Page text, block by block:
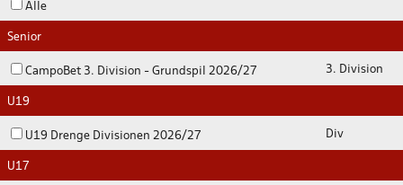
Alle
Senior
CampoBet 3. Division - Grundspil 2026/27 3. Division
U19
U19 Drenge Divisionen 2026/27 Div
U17